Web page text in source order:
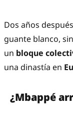
Dos años
guante blanco,
un bloque
una dinastía en
¿Mbappé